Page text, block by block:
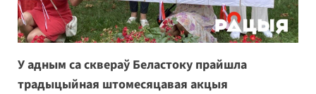
У адным са сквераў Беластоку прайшла
традыцыйная штомесяцавая акцыя